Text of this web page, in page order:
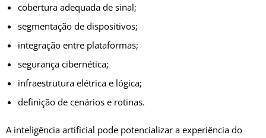
cobertura adequada de sinal;
segmentação de dispositivos;
integração entre plataformas;
segurança cibernética;
infraestrutura elétrica e lógica;
definição de cenários e rotinas.
A inteligência artificial pode potencializar a experiência do